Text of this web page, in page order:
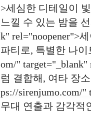
>세심한 디테일이
느낄 수 있는 밤을
k" rel="noopener">
파티로, 특별한 나이
om/"
럼 결합해, 여타 장
ps://sirenjumo.com/"
무대 연출과 감각적